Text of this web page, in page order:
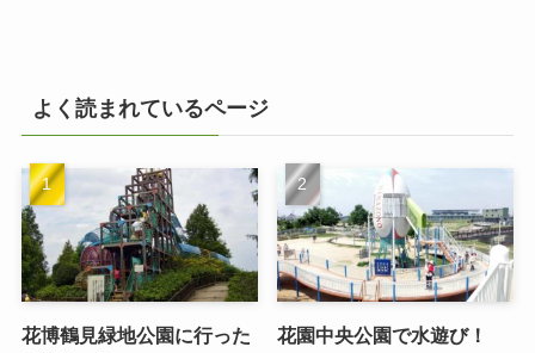
よく読まれているページ
花博鶴見緑地公園に行った
花園中央公園で水遊び！